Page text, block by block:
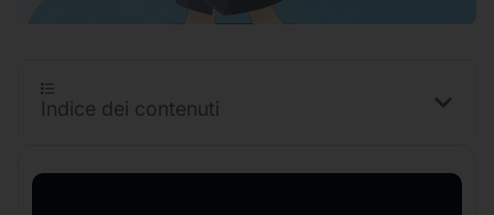
Indice dei contenuti